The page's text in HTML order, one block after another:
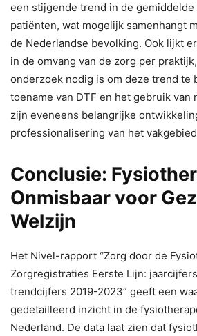
een stijgende trend in de
patiënten, wat mogelijk samenhangt
de Nederlandse bevolking. Ook lijkt
in de omvang van de zorg per
onderzoek nodig is om deze trend te
toename van DTF en het gebruik van
zijn eveneens belangrijke
professionalisering van het
Conclusie:
Onmisbaar voor
Welzijn
Het Nivel-rapport “Zorg door de
Zorgregistraties Eerste Lijn:
trendcijfers 2019-2023” geeft een
gedetailleerd inzicht in de
Nederland. De data laat zien dat